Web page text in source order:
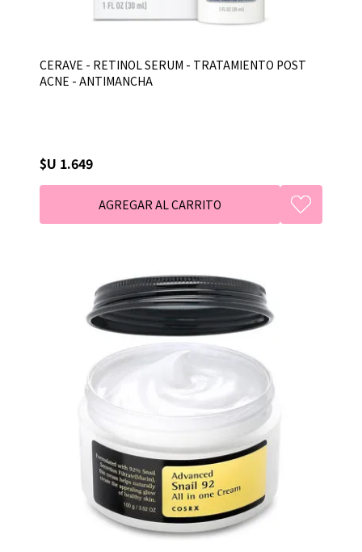
CERAVE - RETINOL SERUM - TRATAMIENTO POST
ACNE - ANTIMANCHA
$U 1.649